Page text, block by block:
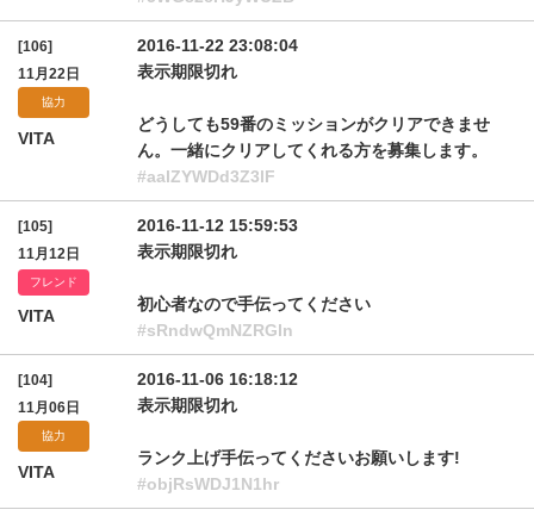
[106]
11月22日
協力
VITA
2016-11-22 23:08:04
表示期限切れ
どうしても59番のミッションがクリアできませ
ん。一緒にクリアしてくれる方を募集します。
#aalZYWDd3Z3lF
[105]
11月12日
フレンド
VITA
2016-11-12 15:59:53
表示期限切れ
初心者なので手伝ってください
#sRndwQmNZRGln
[104]
11月06日
協力
VITA
2016-11-06 16:18:12
表示期限切れ
ランク上げ手伝ってくださいお願いします!
#objRsWDJ1N1hr